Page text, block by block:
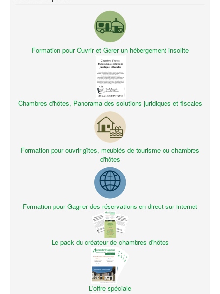
Formation pour Ouvrir et Gérer un hébergement insolite
Chambres d'hôtes, Panorama des solutions juridiques et fiscales
Formation pour ouvrir gîtes, meublés de tourisme ou chambres
d'hôtes
Formation pour Gagner des réservations en direct sur internet
Le pack du créateur de chambres d'hôtes
L'offre spéciale